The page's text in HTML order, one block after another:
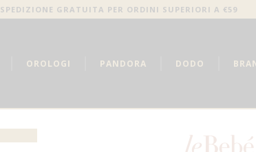
SPEDIZIONE GRATUITA PER ORDINI SUPERIORI A €59
OROLOGI PANDORA DODO